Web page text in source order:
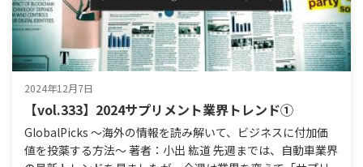
2024年12月7日
【vol.333】2024サプリメント業界トレンド①
GlobalPicks 〜海外の情報を読み解いて、ビジネスに付加価
値を投薬する方法〜 著者：小出 紘道 先週までは、自動車業界